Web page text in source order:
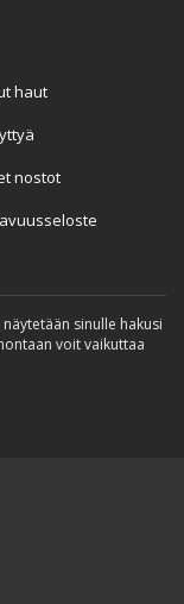
haut
nostot
sinulle hakusi
voit vaikuttaa